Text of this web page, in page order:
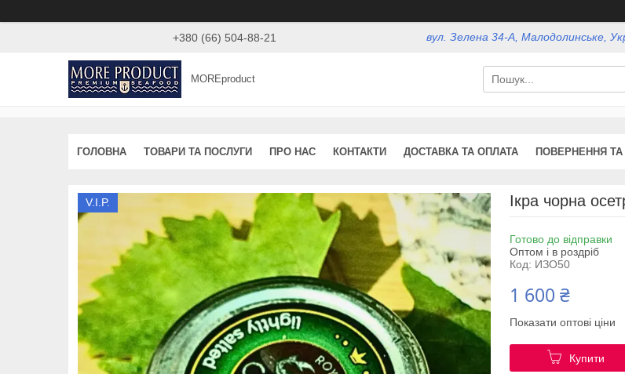
+380 (66) 504-88-21 вул. Зелена 34-А, Малодолинське,
MOREproduct
ГОЛОВНА ТОВАРИ ТА ПОСЛУГИ ПРО НАС КОНТАКТИ ДОСТАВКА ТА ОПЛАТА ПОВЕРНЕННЯ ТА
V.I.P. Ікра чорна
Готово до відправки
Оптом і в роздріб
Код: ИЗО50
1 600 ₴
Показати оптові ціни
Купити